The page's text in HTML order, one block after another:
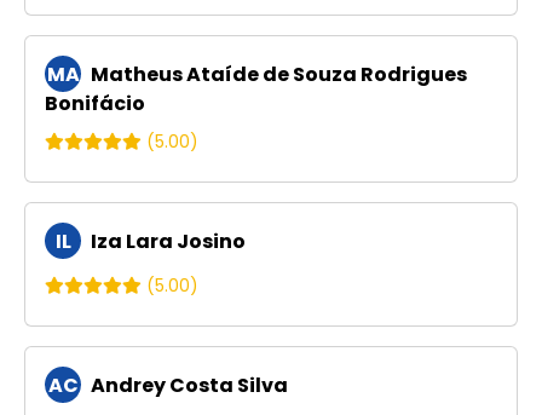
MA Matheus Ataíde de Souza Rodrigues
Bonifácio
(5.00)
IL Iza Lara Josino
(5.00)
AC Andrey Costa Silva